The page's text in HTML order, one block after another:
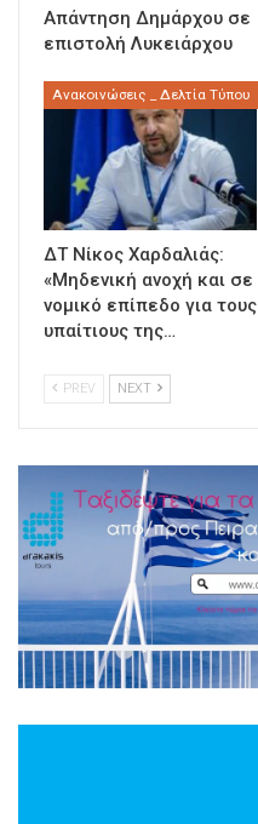
Απάντηση Δημάρχου σε
επιστολή Λυκειάρχου
Ανακοινώσεις _ Δελτία Τύπου
ΔΤ Νίκος Χαρδαλιάς:
«Μηδενική ανοχή και σε
νομικό επίπεδο για τους
υπαίτιους της…
PREV NEXT